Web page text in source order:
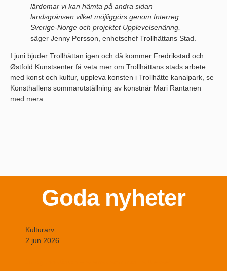
lärdomar vi kan hämta på andra sidan
landsgränsen vilket möjliggörs genom Interreg
Sverige-Norge och projektet Upplevelsenäring,
säger Jenny Persson, enhetschef Trollhättans Stad.
I juni bjuder Trollhättan igen och då kommer Fredrikstad och
Østfold Kunstsenter få veta mer om Trollhättans stads arbete
med konst och kultur, uppleva konsten i Trollhätte kanalpark, se
Konsthallens sommarutställning av konstnär Mari Rantanen
med mera.
Goda nyheter
Kulturarv
2 jun 2026